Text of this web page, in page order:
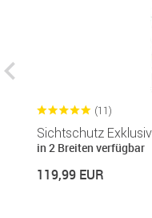
(11)
Sichtschutz
in 2 Breiten verfügbar
119,99 EUR